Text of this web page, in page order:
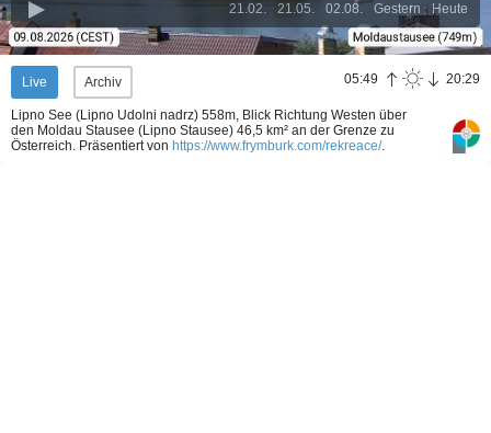
Heute
Gestern
02.08.
21.05.
21.02.
Live Archiv 05:49 20:29
Lipno See (Lipno Udolni nadrz) 558m, Blick Richtung Westen über
den Moldau Stausee (Lipno Stausee) 46,5 km² an der Grenze zu
Österreich. Präsentiert von https://www.frymburk.com/rekreace/.